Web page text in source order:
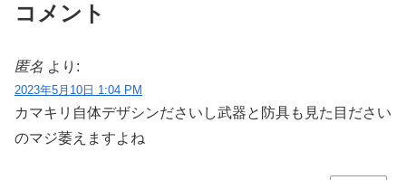
コメント
匿名 より:
2023年5月10日 1:04 PM
カマキリ自体デザシンださいし武器と防具も見た目ださい
のマジ萎えますよね